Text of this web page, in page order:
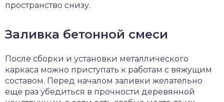
пространство снизу.
Заливка бетонной смеси
После сборки и установки металлического
каркаса можно приступать к работам с вяжущим
составом. Перед началом заливки желательно
еще раз убедиться в прочности деревянной